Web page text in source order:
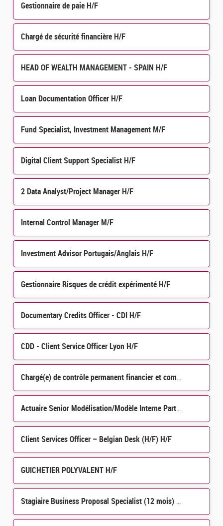
Gestionnaire de paie H/F
Chargé de sécurité financière H/F
HEAD OF WEALTH MANAGEMENT - SPAIN H/F
Loan Documentation Officer H/F
Fund Specialist, Investment Management M/F
Digital Client Support Specialist H/F
2 Data Analyst/Project Manager H/F
Internal Control Manager M/F
Investment Advisor Portugais/Anglais H/F
Gestionnaire Risques de crédit expérimenté H/F
Documentary Credits Officer - CDI H/F
CDD - Client Service Officer Lyon H/F
Chargé(e) de contrôle permanent financier et comptable H/F
Actuaire Senior Modélisation/Modèle Interne Partiel chez CAMCA Assurances
Client Services Officer – Belgian Desk (H/F) H/F
GUICHETIER POLYVALENT H/F
Stagiaire Business Proposal Specialist (12 mois) H/F